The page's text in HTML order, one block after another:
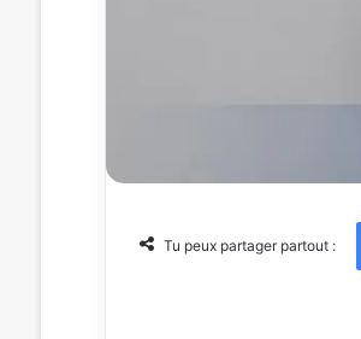
Tu peux partager partout :